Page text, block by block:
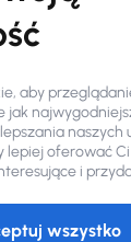
zapytanie
AURES Holdings
8, będzie
ochrony i
dla
pojazdyz
pojazdów
aby
jak
naszych
lepiej oferować
i
wszystko